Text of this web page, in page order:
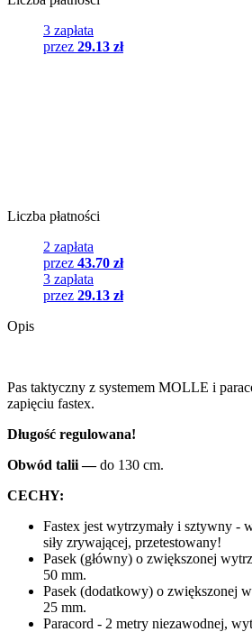
3 zapłata
przez 29.13 zł
Liczba płatności
2 zapłata
przez 43.70 zł
3 zapłata
przez 29.13 zł
Opis
Pas taktyczny z systemem MOLLE i
zapięciu fastex.
Długość regulowana!
Obwód talii ―do 130 cm.
CECHY:
Fastex jest wytrzymały i sztywny -
siły zrywającej, przetestowany!
Pasek (główny) o zwiększonej
50 mm.
Pasek (dodatkowy) o zwiększonej
25 mm.
Paracord - 2 metry niezawodnej,